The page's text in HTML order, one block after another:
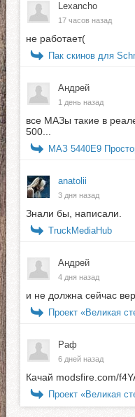
Lexancho
17 часов назад
не работает(
Пак скинов для
Андрей
1 день назад
все МАЗы такие в
500...
МАЗ 5440E9
anatolii
3 дня назад
Знали бы, написали.
TruckMediaHub
Андрей
4 дня назад
и не должна сейчас
Проект «Великая
Раф
6 дней назад
Качай modsfire.com/
Проект «Великая